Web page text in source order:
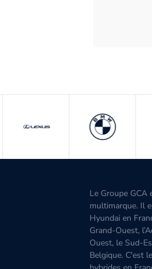
Le Groupe
multimarque. Il
Hyundai en
Grand-Ouest,
Ouest, le Sud-
Belgique. C'est